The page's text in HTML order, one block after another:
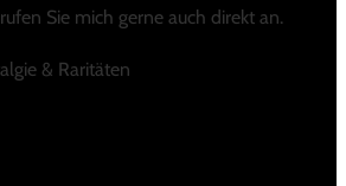
Sie mich gerne auch direkt an.
& Raritäten